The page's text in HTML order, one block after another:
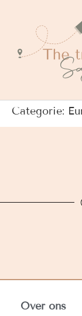
Categorie:
Over ons